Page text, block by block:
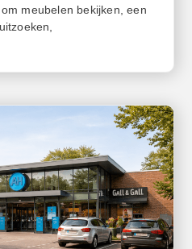
meubelen bekijken, een